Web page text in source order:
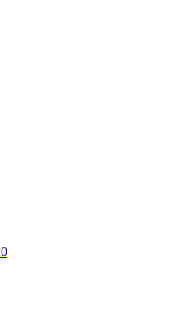
0